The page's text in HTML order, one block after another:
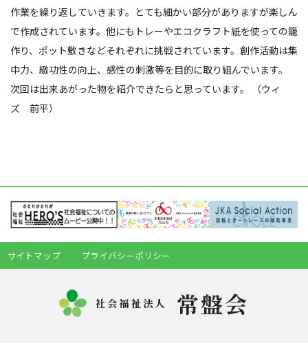
作業を繰り返していきます。とても細かい部分がありますが楽しん
で作成されています。他にもトレーやエコクラフト紙を使っての籠
作り、ポット敷きなどそれぞれに挑戦されています。創作活動は集
中力、緻功性の向上、感性の刺激等を目的に取り組んでいます。
次回は出来あがった物を紹介できたらと思っています。 （ウィ
ズ 前平）
サイトマップ プライバシーポリシー
社会福祉法人 常盤会